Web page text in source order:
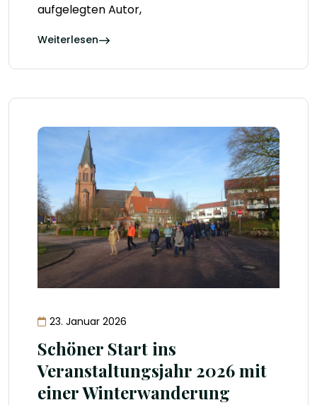
aufgelegten Autor,
Weiterlesen
23. Januar 2026
Schöner Start ins
Veranstaltungsjahr 2026 mit
einer Winterwanderung